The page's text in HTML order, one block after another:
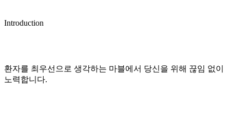
Introduction
환자를 최우선으로 생각하는 마블에서 당신을 위해 끊임 없이
노력합니다.